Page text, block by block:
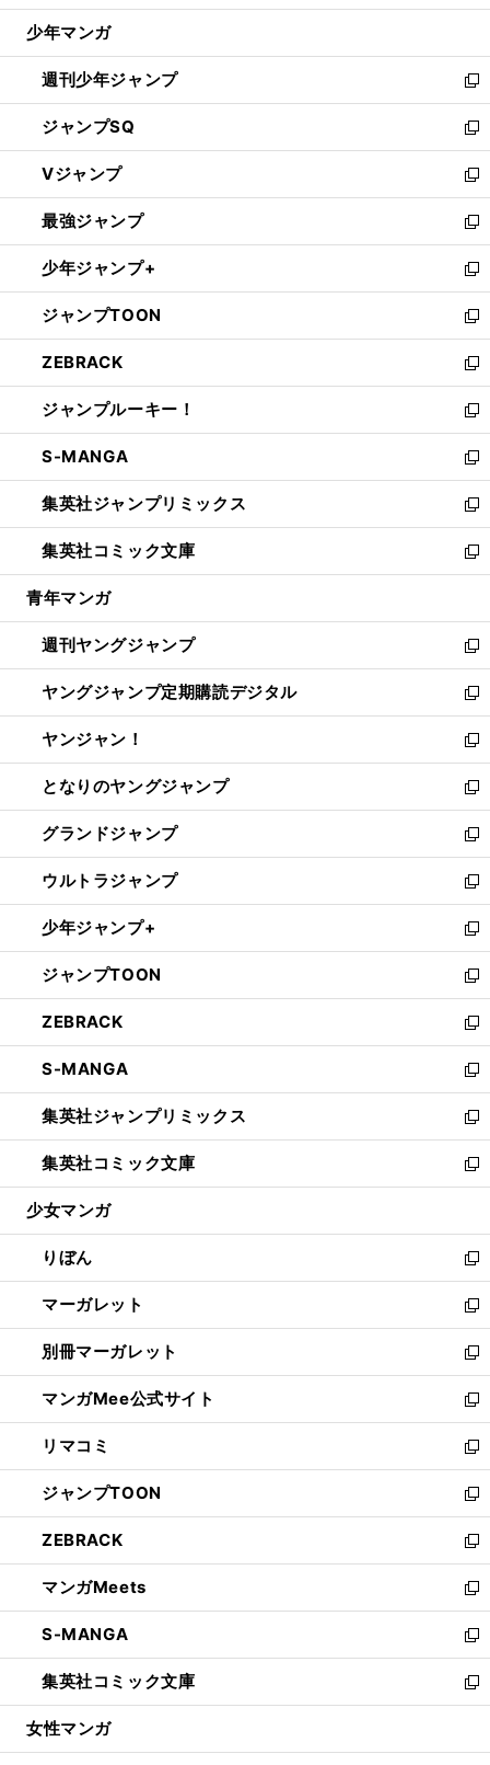
ウ
開
く
少年マンガ
週刊少年ジャンプ
新
し
い
ウ
ィ
ン
ド
ウ
で
開
く
ジャンプSQ
新
し
い
ウ
ィ
ン
ド
ウ
で
開
く
Vジャンプ
新
し
い
ウ
ィ
ン
ド
ウ
で
開
く
最強ジャンプ
新
し
い
ウ
ィ
ン
ド
ウ
で
開
く
少年ジャンプ+
新
し
い
ウ
ィ
ン
ド
ウ
で
開
く
ジャンプTOON
新
し
い
ウ
ィ
ン
ド
ウ
で
開
く
ZEBRACK
新
し
い
ウ
ィ
ン
ド
ウ
で
開
ジャンプルーキー！
新
し
い
ウ
ィ
ン
ド
ウ
開
く
S-MANGA
新
し
い
ウ
ィ
ン
ウ
で
開
く
集英社ジャンプリミックス
新
し
い
ウ
ン
ド
ウ
で
開
く
集英社コミック文庫
新
し
ウ
ィ
ン
ド
ウ
で
開
く
青年マンガ
週刊ヤングジャンプ
新
し
い
ウ
ィ
ン
ド
ウ
で
開
く
ヤングジャンプ定期購読デジタル
新
し
い
ウ
ィ
ン
ド
ウ
で
開
く
ヤンジャン！
新
し
い
ウ
ィ
ン
ド
ウ
で
開
く
となりのヤングジャンプ
新
し
い
ウ
ィ
ン
ド
ウ
で
開
く
グランドジャンプ
新
し
い
ウ
ィ
ン
ド
ウ
で
開
く
ウルトラジャンプ
新
し
い
ウ
ィ
ン
ド
ウ
で
開
く
少年ジャンプ+
新
し
い
ウ
ィ
ン
ド
ウ
で
開
く
ジャンプTOON
新
し
い
ウ
ィ
ン
ド
ウ
で
開
ZEBRACK
新
し
い
ウ
ィ
ン
ド
ウ
開
く
S-MANGA
新
し
い
ウ
ィ
ン
ウ
で
開
く
集英社ジャンプリミックス
新
し
い
ウ
ン
ド
ウ
で
開
く
集英社コミック文庫
新
し
ウ
ィ
ン
ド
ウ
で
開
く
少女マンガ
りぼん
新
し
い
ウ
ィ
ン
ド
ウ
で
開
く
マーガレット
新
し
い
ウ
ィ
ン
ド
ウ
で
開
く
別冊マーガレット
新
し
い
ウ
ィ
ン
ド
ウ
で
開
く
マンガMee公式サイト
新
し
い
ウ
ィ
ン
ド
ウ
で
開
く
リマコミ
新
し
い
ウ
ィ
ン
ド
ウ
で
開
く
ジャンプTOON
新
し
い
ウ
ィ
ン
ド
ウ
で
開
ZEBRACK
新
し
い
ウ
ィ
ン
ド
ウ
開
マンガMeets
新
し
い
ウ
ィ
ン
ウ
S-MANGA
新
し
い
ウ
ン
集英社コミック文庫
新
し
ウ
女性マンガ